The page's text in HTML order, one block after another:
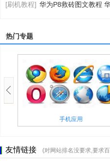
[刷机教程] 华为P8救砖图文教程 华为
热门专题
精品网站模板
友情链接 (对网站排名没要求,要求